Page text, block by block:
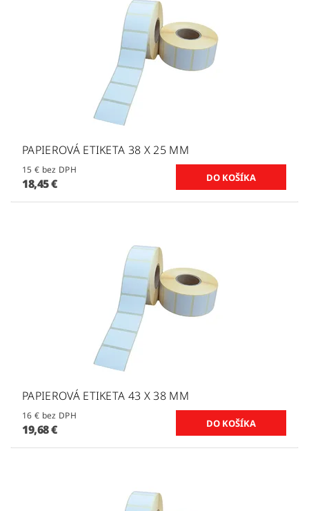
PAPIEROVÁ ETIKETA 38 X 25 MM
15 € bez DPH
18,45 €
PAPIEROVÁ ETIKETA 43 X 38 MM
16 € bez DPH
19,68 €